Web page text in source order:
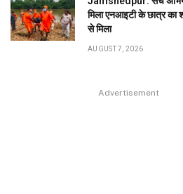
मिला एनआइटी के छात्र का
से मिला
AUGUST 7, 2026
Advertisement